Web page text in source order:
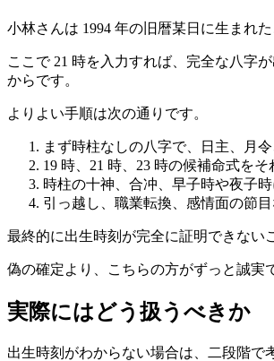
小林さんは 1994 年の旧暦某日に生まれ
ここで 21 時を入力すれば、完全な八字
からです。
よりよい手順は次の通りです。
まず時柱なしの八字で、日主、月
19 時、21 時、23 時の候補命式をそ
時柱の十神、合冲、早子時や夜子
引っ越し、職業転換、感情面の節
最終的に出生時刻が完全に証明できない
偽の確定より、こちらの方がずっと誠実
実際にはどう扱うべきか
出生時刻がわからない場合は、二段階で